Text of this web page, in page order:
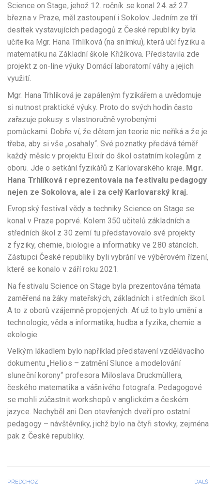
Science on Stage, jehož 12. ročník se konal 24. až 27.
března v Praze, měl zastoupení i Sokolov. Jedním ze tří
desítek vystavujících pedagogů z České republiky byla
učitelka Mgr. Hana Trhlíková (na snímku), která učí fyziku a
matematiku na Základní škole Křižíkova. Představila zde
projekt z on-line výuky Domácí laboratorní váhy a jejich
využití.
Mgr. Hana Trhlíková je zapáleným fyzikářem a uvědomuje
si nutnost praktické výuky. Proto do svých hodin často
zařazuje pokusy s vlastnoručně vyrobenými
pomůckami. Dobře ví, že dětem jen teorie nic neříká a že je
třeba, aby si vše „osahaly“. Své poznatky předává téměř
každý měsíc v projektu Elixír do škol ostatním kolegům z
oboru. Jde o setkání fyzikářů z Karlovarského kraje. Mgr.
Hana Trhlíková reprezentovala na festivalu pedagogy
nejen ze Sokolova, ale i za celý Karlovarský kraj.
Evropský festival vědy a techniky Science on Stage se
konal v Praze poprvé. Kolem 350 učitelů základních a
středních škol z 30 zemí tu představovalo své projekty
z fyziky, chemie, biologie a informatiky ve 280 stáncích.
Zástupci České republiky byli vybrání ve výběrovém řízení,
které se konalo v září roku 2021.
Na festivalu Science on Stage byla prezentována témata
zaměřená na žáky mateřských, základních i středních škol.
A to z oborů vzájemně propojených. Ať už to bylo umění a
technologie, věda a informatika, hudba a fyzika, chemie a
ekologie.
Velkým lákadlem bylo například představení vzdělávacího
dokumentu „Helios – zatmění Slunce a modelování
sluneční korony“ profesora Miloslava Druckmüllera,
českého matematika a vášnivého fotografa. Pedagogové
se mohli zúčastnit workshopů v anglickém a českém
jazyce. Nechyběl ani Den otevřených dveří pro ostatní
pedagogy – návštěvníky, jichž bylo na čtyři stovky, zejména
pak z České republiky.
PŘEDCHOZÍ DALŠÍ